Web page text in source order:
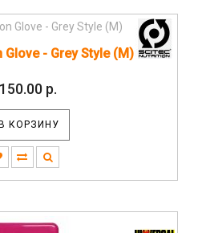
- Grey Style (M)
р.
В КОРЗИНУ